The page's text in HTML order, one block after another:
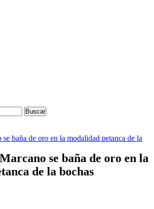
baña de oro en la modalidad petanca de la
se baña de oro en la
de la bochas